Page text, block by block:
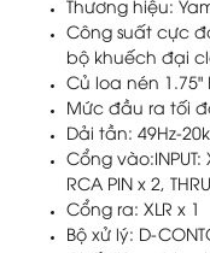
Thương hiệu:
Công suất cực
bộ khuếch đại
Củ loa nén 1.75"
Mức đầu ra tối
Dải tần: 49Hz-
Cổng vào:INPUT:
RCA PIN x 2,
Cổng ra: XLR x 1
Bộ xử lý: D-